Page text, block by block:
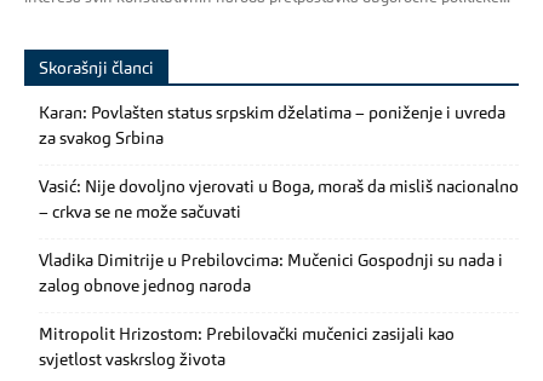
Skorašnji članci
Karan: Povlašten status srpskim dželatima – poniženje i uvreda
za svakog Srbina
Vasić: Nije dovoljno vjerovati u Boga, moraš da misliš nacionalno
– crkva se ne može sačuvati
Vladika Dimitrije u Prebilovcima: Mučenici Gospodnji su nada i
zalog obnove jednog naroda
Mitropolit Hrizostom: Prebilovački mučenici zasijali kao
svjetlost vaskrslog života